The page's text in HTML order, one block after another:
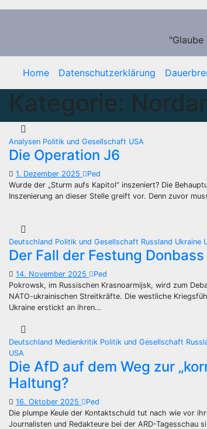
Zum
Home Datenschutzerklärung
Kategorie:
Analysen Politik und Gesellschaft USA
Die Operation J6
1. Dezember 2025
Ped
Wurde der „Sturm aufs Kapitol“ inszeniert? Die
Inszenierung an dieser Stelle greift vor. Denn zuvor
Deutschland Politik und Gesellschaft Russland Ukraine
Der Fall der Festung Donbass
14. November 2025
Ped
Pokrowsk, im Russischen Krasnoarmijsk, wird zum
NATO-ukrainischen Streitkräfte. Die westliche
Ukraine erstickt an ihren…
Deutschland Medienkritik Politik und Gesellschaft
USA
Die AfD auf dem Weg zur
Haltung?
16. Oktober 2025
Ped
Die plumpe Keule der Kontaktschuld tut nach wie vor
Journalisten und Redakteure bei der ARD-Tagesschau